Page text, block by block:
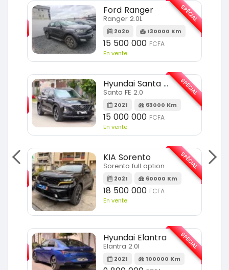
SPÉCIAL
Ford Ranger
Ranger 2.0L
2020 130000 Km
15 500 000 FCFA
En vente
SPÉCIAL
Hyundai Santa FE
Santa FE 2.0
2021 63000 Km
15 000 000 FCFA
En vente
SPÉCIAL
KIA Sorento
Sorento full option
2021 60000 Km
18 500 000 FCFA
En vente
SPÉCIAL
Hyundai Elantra
Elantra 2.0l
2021 100000 Km
SPÉCIAL